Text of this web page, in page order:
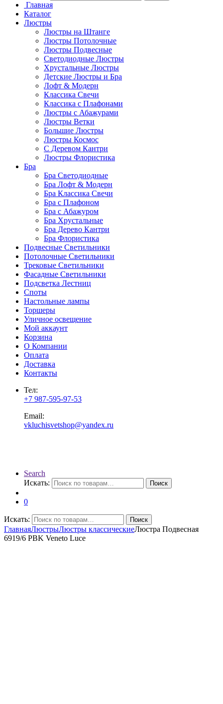
Главная
Каталог
Люстры
Люстры на Штанге
Люстры Потолочные
Люстры Подвесные
Светодиодные Люстры
Хрустальные Люстры
Детские Люстры и Бра
Лофт & Модерн
Классика Свечи
Классика с Плафонами
Люстры с Абажурами
Люстры Ветки
Большие Люстры
Люстры Космос
С Деревом Кантри
Люстры Флористика
Бра
Бра Светодиодные
Бра Лофт & Модерн
Бра Классика Свечи
Бра с Плафоном
Бра с Абажуром
Бра Хрустальные
Бра Дерево Кантри
Бра Флористика
Подвесные Светильники
Потолочные Светильники
Трековые Светильники
Фасадные Светильники
Подсветка Лестниц
Споты
Настольные лампы
Торшеры
Уличное освещение
Мой аккаунт
Корзина
О Компании
Оплата
Доставка
Контакты
Тел:
+7 987-595-97-53
Email:
vkluchisvetshop@yandex.ru
Search
Искать:
Поиск
0
Искать: Поиск
ГлавнаяЛюстрыЛюстры классическиеЛюстра Подвесная
6919/6 PBK Veneto Luce